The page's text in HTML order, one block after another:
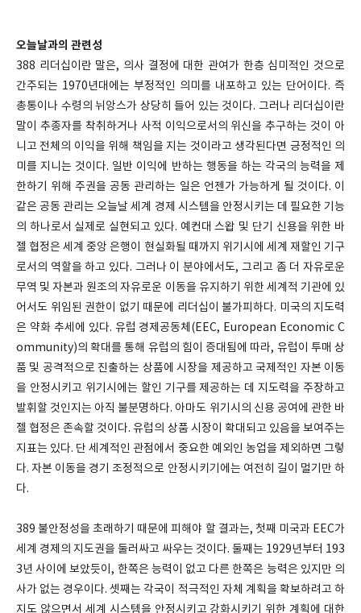
오늘날과의 관련성
388 리더십이란 말은, 의사 결정에 대한 관여가 한층 심미적인 것으로
간주되는 1970년대에는 부정적인 의미를 내포하고 있는 단어이다. 즉
총통이나 수령의 뉘앙스가 상당히 들어 있는 것이다. 그러나 리더십이란
말이 추종자를 착취하거나 사적 이익으로서의 위신을 추구하는 것이 아
니고 전체의 이익을 위해 책임을 지는 것이라고 생각된다면 긍정적인 의
미를 지니는 것이다. 일반 이익에 반하는 행동을 하는 각국의 능력을 제
한하기 위해 주권을 공동 관리하는 일은 언젠가 가능하게 될 것이다. 이
같은 공동 관리는 오늘날 세계 경제 시스템을 안정시키는 데 필요한 기능
의 하나로서 실제로 실현되고 있다. 예컨대 스왑 및 단기 신용을 위한 바
젤 협정은 세계 중앙 은행이 현실화될 때까지 위기시에 세계 재할인 기구
로서의 역할을 하고 있다. 그러나 이 분야에서도, 그리고 좀 더 자유로운
무역 및 자본과 원조의 자유로운 이동을 유지하기 위한 세계적 기관에 있
어서도 위임된 권한이 없기 때문에 리더십이 불가피하다. 미국의 지도력
은 약화 추세에 있다. 유럽 경제공동체(EEC, European Economic C
ommunity)의 확대를 통해 유럽의 힘이 증대됨에 따라, 유럽이 투매 상
품 및 공격적으로 진출하는 상품에 시장을 제공하고 국제적인 자본 이동
을 안정시키고 위기시에는 할인 기구를 제공하는 데 지도력을 주장하고
발휘할 것인지는 아직 불분명하다. 아마도 위기시의 신용 공여에 관한 바
젤 협정은 존속할 것이다. 유럽의 상품 시장이 확대되고 있음을 보여주는
지표는 있다. 단 세계적인 관점에서 중요한 예외인 농업을 제외하면 그렇
다. 자본 이동을 경기 조정적으로 안정시키기에는 여전히 길이 멀기만 하
다.
389 불안정성을 초래하기 때문에 피해야 할 결과는, 첫째 미국과 EEC가
세계 경제의 지도권을 둘러싸고 싸우는 것이다. 둘째는 1929년부터 193
3년 사이에 보았듯이, 한쪽은 능력이 없고 다른 한쪽은 능력은 있지만 의
사가 없는 경우이다. 셋째는 각국이 적극적인 자체 계획을 확보하려고 하
지도 않으면서 세계 시스템을 안정시키고 강화시키기 위한 계획에 대한